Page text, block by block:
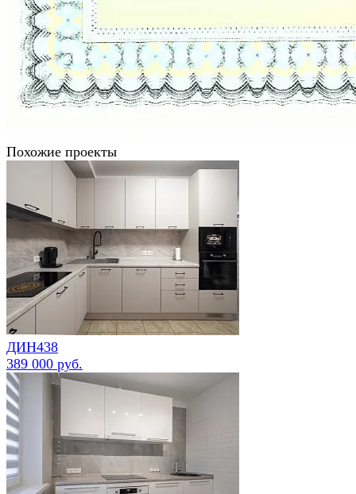
Похожие проекты
ДИН438
389 000 руб.